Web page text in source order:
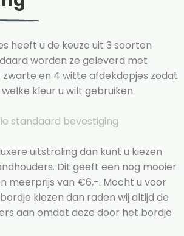
heeft u de keuze uit 3 soorten
worden ze geleverd met
en 4 witte afdekdopjes zodat
kleur u wilt gebruiken.
standaard bevestiging
uitstraling dan kunt u kiezen
Dit geeft een nog mooier
meerprijs van €6,-. Mocht u voor
kiezen dan raden wij altijd de
aan omdat deze door het bordje